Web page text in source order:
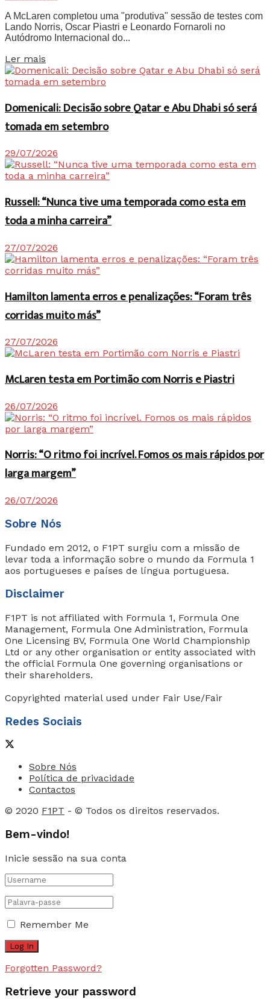
A McLaren completou uma "produtiva" sessão de testes com
Lando Norris, Oscar Piastri e Leonardo Fornaroli no
Autódromo Internacional do...
Ler mais
Domenicali: Decisão sobre Qatar e Abu Dhabi só será
tomada em setembro
29/07/2026
Russell: “Nunca tive uma temporada como esta em
toda a minha carreira”
27/07/2026
Hamilton lamenta erros e penalizações: “Foram três
corridas muito más”
27/07/2026
McLaren testa em Portimão com Norris e Piastri
26/07/2026
Norris: “O ritmo foi incrível. Fomos os mais rápidos por
larga margem”
26/07/2026
Sobre Nós
Fundado em 2012, o F1PT surgiu com a missão de
levar toda a informação sobre o mundo da Formula 1
aos portugueses e países de língua portuguesa.
Disclaimer
F1PT is not affiliated with Formula 1, Formula One
Management, Formula One Administration, Formula
One Licensing BV, Formula One World Championship
Ltd or any other organisation or entity associated with
the official Formula One governing organisations or
their shareholders.
Copyrighted material used under Fair Use/Fair
Redes Sociais
Sobre Nós
Política de privacidade
Contactos
© 2020 F1PT - © Todos os direitos reservados.
Bem-vindo!
Inicie sessão na sua conta
Remember Me
Forgotten Password?
Retrieve your password